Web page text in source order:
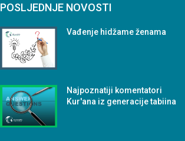
POSLJEDNJE NOVOSTI
Vađenje hidžame ženama
Najpoznatiji komentatori
Kur'ana iz generacije tabiina